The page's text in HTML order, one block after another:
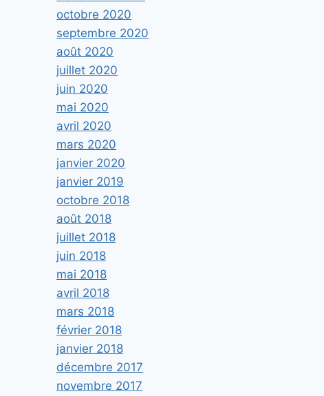
octobre 2020
septembre 2020
août 2020
juillet 2020
juin 2020
mai 2020
avril 2020
mars 2020
janvier 2020
janvier 2019
octobre 2018
août 2018
juillet 2018
juin 2018
mai 2018
avril 2018
mars 2018
février 2018
janvier 2018
décembre 2017
novembre 2017